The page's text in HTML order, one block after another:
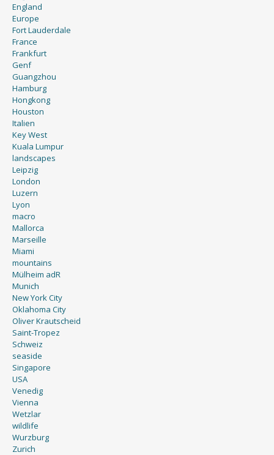
England
Europe
Fort Lauderdale
France
Frankfurt
Genf
Guangzhou
Hamburg
Hongkong
Houston
Italien
Key West
Kuala Lumpur
landscapes
Leipzig
London
Luzern
Lyon
macro
Mallorca
Marseille
Miami
mountains
Mülheim adR
Munich
New York City
Oklahoma City
Oliver Krautscheid
Saint-Tropez
Schweiz
seaside
Singapore
USA
Venedig
Vienna
Wetzlar
wildlife
Wurzburg
Zurich